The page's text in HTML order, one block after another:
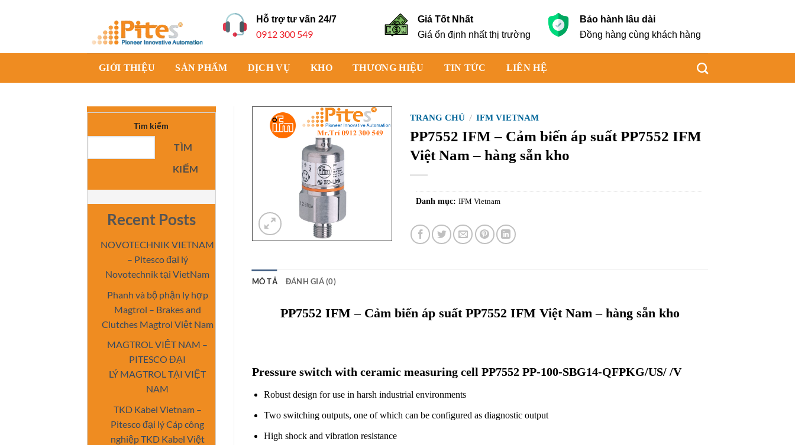
dung
Hỗ trợ tư vấn 24/7
0912 300 549
Giá Tốt Nhất
Giá ổn định nhất thị trường
Bảo hành lâu dài
Đồng hàng cùng khách hàng
GIỚI THIỆU SẢN PHẨM DỊCH VỤ KHO THƯƠNG HIỆU TIN TỨC LIÊN HỆ
Tìm kiếm
TÌM
KIẾM
Recent Posts
NOVOTECHNIK VIETNAM
– Pitesco đại lý
Novotechnik tại VietNam
Phanh và bộ phận ly hợp
Magtrol – Brakes and
Clutches Magtrol Việt Nam
MAGTROL VIỆT NAM –
PITESCO ĐẠI
LÝ MAGTROL TẠI VIỆT
NAM
TKD Kabel Vietnam –
Pitesco đại lý Cáp công
nghiệp TKD Kabel Việt
TRANG CHỦ / IFM VIETNAM
PP7552 IFM – Cảm biến áp suất PP7552 IFM
Việt Nam – hàng sẵn kho
Danh mục: IFM Vietnam
MÔ TẢ ĐÁNH GIÁ (0)
PP7552 IFM – Cảm biến áp suất PP7552 IFM Việt Nam – hàng sẵn kho
Pressure switch with ceramic measuring cell PP7552 PP-100-SBG14-QFPKG/US/ /V
Robust design for use in harsh industrial environments
Two switching outputs, one of which can be configured as diagnostic output
High shock and vibration resistance